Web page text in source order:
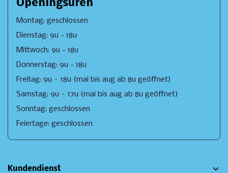
Openingsuren
Montag: geschlossen
Dienstag: 9u - 18u
Mittwoch: 9u - 18u
Donnerstag: 9u - 18u
Freitag: 9u – 18u (mai bis aug ab 8u geöffnet)
Samstag: 9u – 17u (mai bis aug ab 8u geöffnet)
Sonntag: geschlossen
Feiertage: geschlossen
Kundendienst